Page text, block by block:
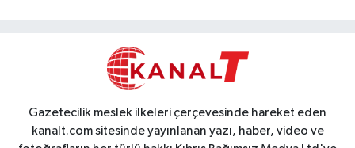
Gazetecilik meslek ilkeleri çerçevesinde hareket eden
kanalt.com sitesinde yayınlanan yazı, haber, video ve